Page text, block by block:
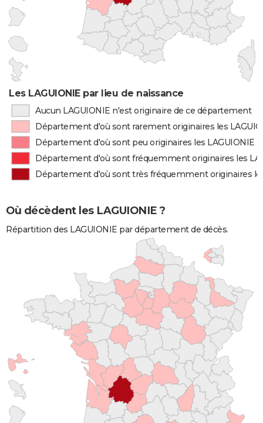
Les LAGUIONIE par lieu de naissance
Aucun LAGUIONIE n'est originaire de ce département
Département d'où sont rarement originaires les
Département d'où sont peu originaires les LAGUIONIE
Département d'où sont fréquemment originaires les
Département d'où sont très fréquemment originaires
Où décèdent les LAGUIONIE ?
Répartition des LAGUIONIE par département de décès.